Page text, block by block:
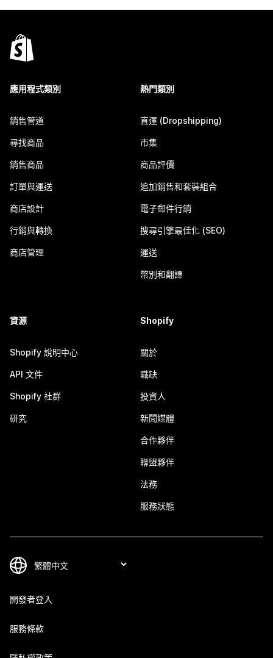
應用程式類別
銷售管道
尋找商品
銷售商品
訂單與運送
商店設計
行銷與轉換
商店管理
熱門類別
直運 (Dropshipping)
市集
商品評價
追加銷售和套裝組合
電子郵件行銷
搜尋引擎最佳化 (SEO)
運送
幣別和翻譯
資源
Shopify 說明中心
API 文件
Shopify 社群
研究
Shopify
關於
職缺
投資人
新聞媒體
合作夥伴
聯盟夥伴
法務
服務狀態
開發者登入
服務條款